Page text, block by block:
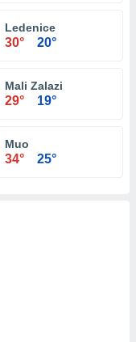
Ledenice
30° 20°
Mali Zalazi
29° 19°
Muo
34° 25°